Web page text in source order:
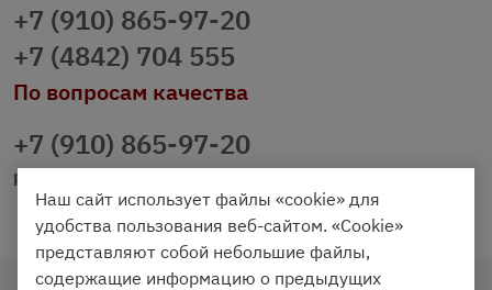
+7 (910) 865-97-20
+7 (4842) 704 555
По вопросам качества
+7 (910) 865-97-20
prazdnichniy40@palmi.ru
Наш сайт использует файлы «cookie» для
удобства пользования веб-сайтом. «Cookie»
представляют собой небольшие файлы,
содержащие информацию о предыдущих